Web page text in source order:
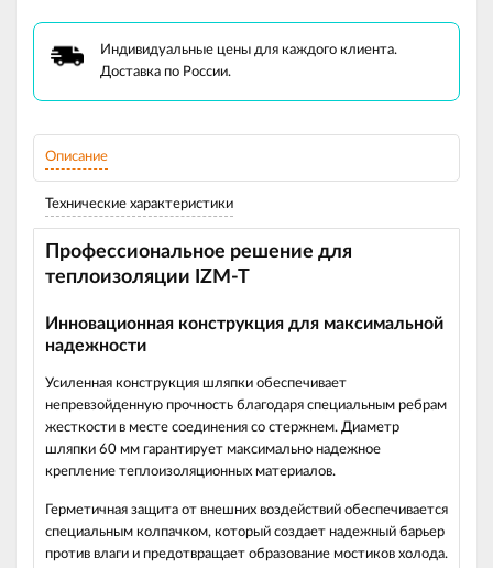
Индивидуальные цены для каждого клиента.
Доставка по России.
Описание
Технические характеристики
Профессиональное решение для
теплоизоляции IZM-T
Инновационная конструкция для максимальной
надежности
Усиленная конструкция шляпки обеспечивает
непревзойденную прочность благодаря специальным ребрам
жесткости в месте соединения со стержнем. Диаметр
шляпки 60 мм гарантирует максимально надежное
крепление теплоизоляционных материалов.
Герметичная защита от внешних воздействий обеспечивается
специальным колпачком, который создает надежный барьер
против влаги и предотвращает образование мостиков холода.